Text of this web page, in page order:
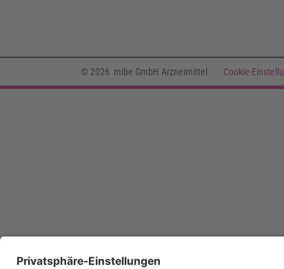
© 2026 mibe GmbH Arzneimittel Cookie-